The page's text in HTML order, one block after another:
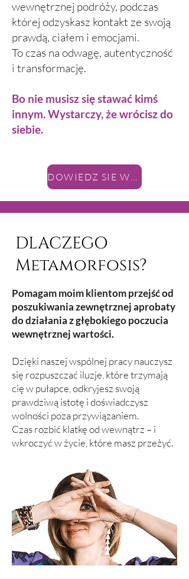
wewnętrznej podróży, podczas
której odzyskasz kontakt ze swoją
prawdą, ciałem i emocjami.
To czas na odwagę, autentyczność
i transformację.
Bo nie musisz się stawać kimś
innym. Wystarczy, że wrócisz do
siebie.
DOWIEDZ SIE WIECEJ
DLACZEGO
Metamorfosis?
Pomagam moim klientom przejść od
poszukiwania zewnętrznej aprobaty
do działania z głębokiego poczucia
wewnętrznej wartości.
Dzięki naszej wspólnej pracy nauczysz
się rozpuszczać iluzje, które trzymają
cię w pułapce, odkryjesz swoją
prawdziwą istotę i doświadczysz
wolności poza przywiązaniem.
Czas rozbić klatkę od wewnątrz – i
wkroczyć w życie, które masz przeżyć.